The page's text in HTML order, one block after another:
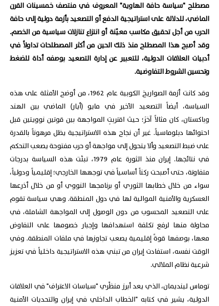
مصطلح "سياسة حافة الهاوية" المعروف في منتصف خمسينات القرن
الماضي، للدلالة على استراتيجية الدفع أو التصعيد بأزمة دولية إلى حافة
الحرب من أجل تحقيق مكاسب معيّنة أو انتزاع تنازلات سياسية من الخصم.
وقد أصبح هذا المصطلح منذ ذلك الحين من أكثر المصطلحات تداولاً في
أدبيات العلاقات الدولية، للتعبير عن إدارة التصعيد بوصفه أداة للضغط
وتحسين الشروط التفاوضية.
وقد كانت أزمة الصواريخ الكوبية عام 1962، من أوضح الأمثلة على هذه
السياسة، أيضاً التصعيد الأخير في مايو (أيار) الماضي بين الهند
وباكستان، كان مثالاً آخرَ؛ حيث اقتربتِ المواجهة بين قوتين نوويتين قبل
احتوائها دبلوماسياً. غير أن نجاح هذه الاستراتيجية يظل مرهوناً بالقدرة
على ضبط التصعيد وألا يتحول إلى مواجهة أو حرب مفتوحة يصعب التحكم
في نتائجها. إيران منذ الثورة عام 1979، تبنَّت هذه السياسة بدرجات
متفاوتة، حتى أصبحت ركناً أساسياً في توجهها الخارجي؛ إقليمياً ودولياً،
سواء من خلال خطابها الثوري أو برنامجها النووي أو من خلال أذرعها
العسكرية والأمنية الموالية لها في دول المنطقة. وهي سياسة تقوم
على التصعيد المحسوب من دون الوصول إلى المواجهة الشاملة، في
محاولة منها لرفع تكلفة استهدافها وإجبار خصومها على التفاوض
معها، بوصفها قوةً إقليمية يصعب تجاوزها في ملفات المنطقة. وفي
الوقت نفسه، استفادت إيران من تبني هذه الاستراتيجية داخلياً في تعزيز
شرعية نظام الملالي.
توماس لينديمان، الذي يعد أبرز منظِّري "سياسات الاعتراف" في العلاقات
الدولية، يشير في كتابه "الخطاب الداخلي في إيران والتحديات الأمنية